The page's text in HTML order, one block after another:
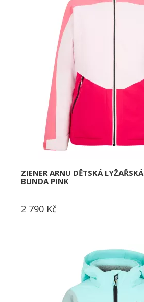
ZIENER ARNU DĚTSKÁ LYŽAŘSKÁ
BUNDA PINK
2 790 Kč